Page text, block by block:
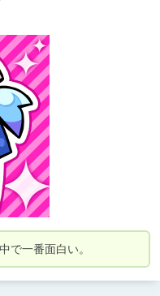
で一番面白い。